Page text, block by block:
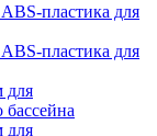
пластика для
пластика для
для
бассейна
для